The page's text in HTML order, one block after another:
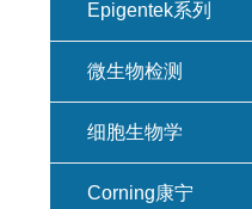
Epigentek系列
微生物检测
细胞生物学
Corning康宁